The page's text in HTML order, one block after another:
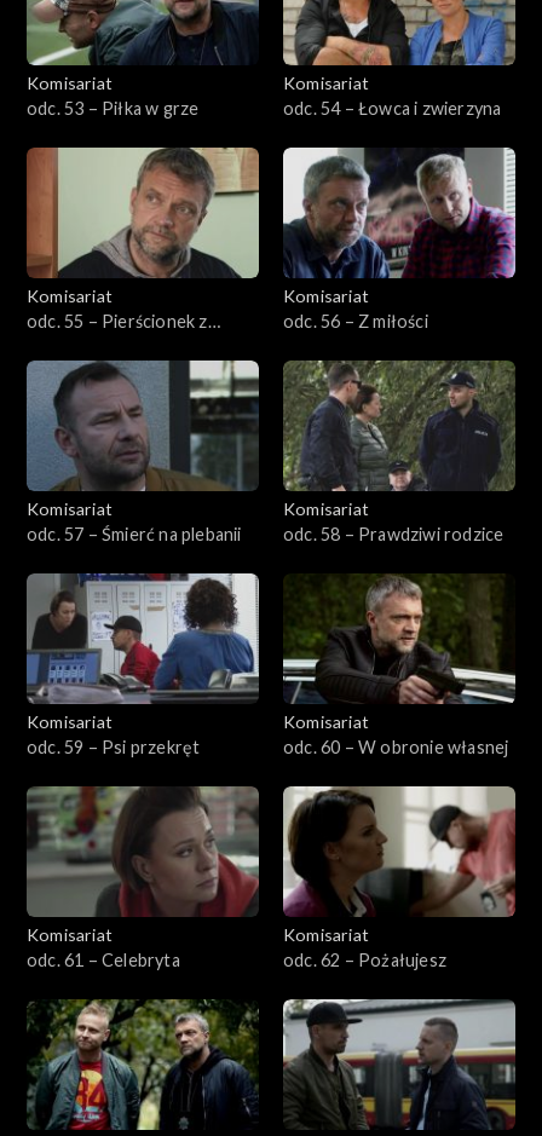
Komisariat
odc. 53 – Piłka w grze
Komisariat
odc. 54 – Łowca i zwierzyna
Komisariat
odc. 55 – Pierścionek z
Komisariat
odc. 56 – Z miłości
Komisariat
odc. 57 – Śmierć na plebanii
Komisariat
odc. 58 – Prawdziwi rodzice
Komisariat
odc. 59 – Psi przekręt
Komisariat
odc. 60 – W obronie własnej
Komisariat
odc. 61 – Celebryta
Komisariat
odc. 62 – Pożałujesz